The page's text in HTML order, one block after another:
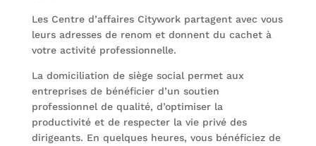
Les Centre d’affaires Citywork partagent avec vous
leurs adresses de renom et donnent du cachet à
votre activité professionnelle.
La domiciliation de siège social permet aux
entreprises de bénéficier d’un soutien
professionnel de qualité, d’optimiser la
productivité et de respecter la vie privé des
dirigeants. En quelques heures, vous bénéficiez de